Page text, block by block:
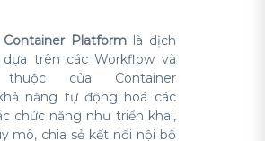
Platform là dịch
trên các Workflow và
của Container
năng tự động hoá các
chức năng như triển khai,
mô, chia sẻ kết nối nội bộ